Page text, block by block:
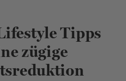
Tipps
zügige